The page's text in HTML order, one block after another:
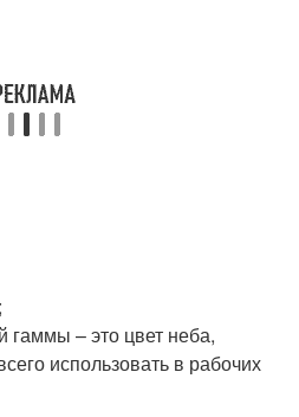
гаммы – это цвет неба,
использовать в рабочих